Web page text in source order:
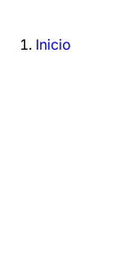
Inicio